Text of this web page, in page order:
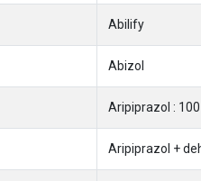
Abilify
Abizol
Aripiprazol :
Aripiprazol +